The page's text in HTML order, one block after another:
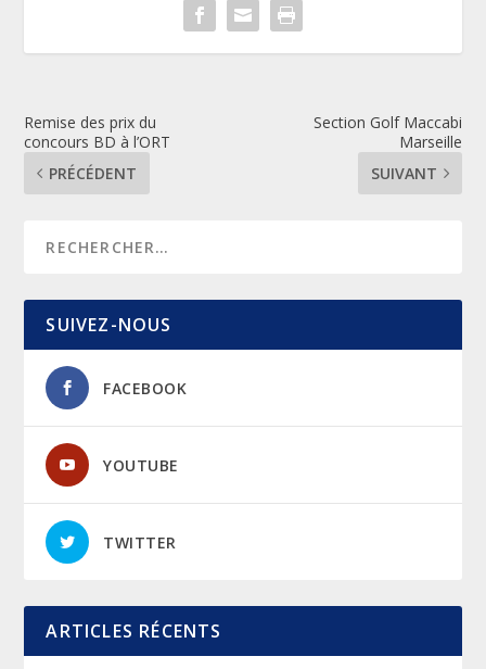
Remise des prix du
concours BD à l’ORT
PRÉCÉDENT
Section Golf Maccabi
Marseille
SUIVANT
SUIVEZ-NOUS
FACEBOOK
YOUTUBE
TWITTER
ARTICLES RÉCENTS